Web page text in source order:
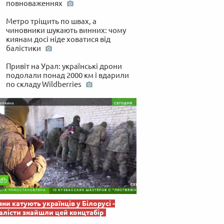
повноваженнях
Метро тріщить по швах, а
чиновники шукають винних: чому
киянам досі ніде ховатися від
балістики
Привіт на Урал: українські дрони
подолали понад 2000 км і вдарили
по складу Wildberries
катують українців у Білорусі -
знайшли цей концтабір